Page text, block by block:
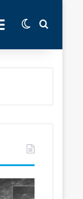
РУБРИКИSwitch skin